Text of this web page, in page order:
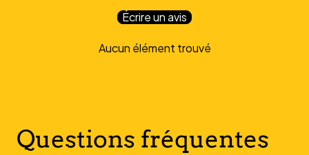
Écrire un avis
Aucun élément trouvé
Questions fréquentes